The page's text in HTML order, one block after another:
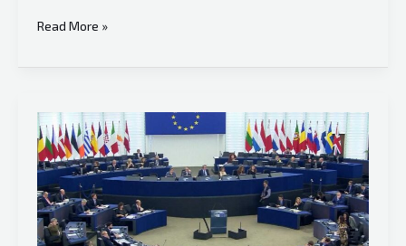
na
koji
bi
se
one
primjenile”
Članovi
parlamenta
čvrste
sankcije
za
Milorada
Dodika
i
Read More »